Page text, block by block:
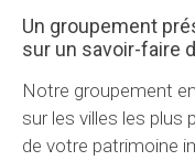
Un groupement
sur un savoir-faire
Notre groupement
sur les villes les plus
de votre patrimoine